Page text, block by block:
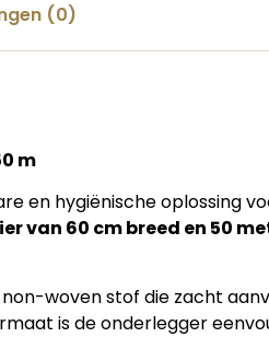
(0)
m
en hygiënische oplossing
van 60 cm breed en 50
woven stof die zacht
is de onderlegger